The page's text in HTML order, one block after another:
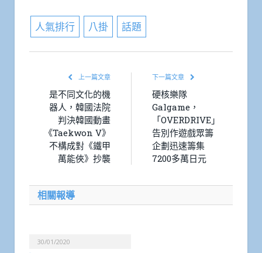
人氣排行 八掛 話題
上一篇文章
是不同文化的機
器人，韓國法院
判決韓國動畫
《Taekwon V》
不構成對《鐵甲
萬能俠》抄襲
下一篇文章
硬核樂隊
Galgame，
「OVERDRIVE」
告別作遊戲眾籌
企劃迅速籌集
7200多萬日元
相關報導
30/01/2020